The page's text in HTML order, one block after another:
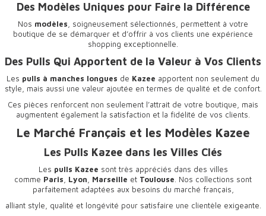
Des Modèles Uniques pour Faire la Différence
Nos modèles , soigneusement sélectionnés, permettent à votre
boutique de se démarquer et d’offrir à vos clients une expérience
shopping exceptionnelle.
Des Pulls Qui Apportent de la Valeur à Vos Clients
Les pulls à manches longues de Kazee apportent non seulement du
style, mais aussi une valeur ajoutée en termes de qualité et de confort.
Ces pièces renforcent non seulement l’attrait de votre boutique, mais
augmentent également la satisfaction et la fidélité de vos clients.
Le Marché Français et les Modèles Kazee
Les Pulls Kazee dans les Villes Clés
Les pulls Kazee sont très appréciés dans des villes
comme Paris Lyon Marseille et Toulouse . Nos collections sont
parfaitement adaptées aux besoins du marché français,
alliant style, qualité et longévité pour satisfaire une clientèle exigeante.